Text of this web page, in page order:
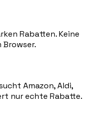
Rabatten. Keine
Browser.
Amazon, Aldi,
nur echte Rabatte.